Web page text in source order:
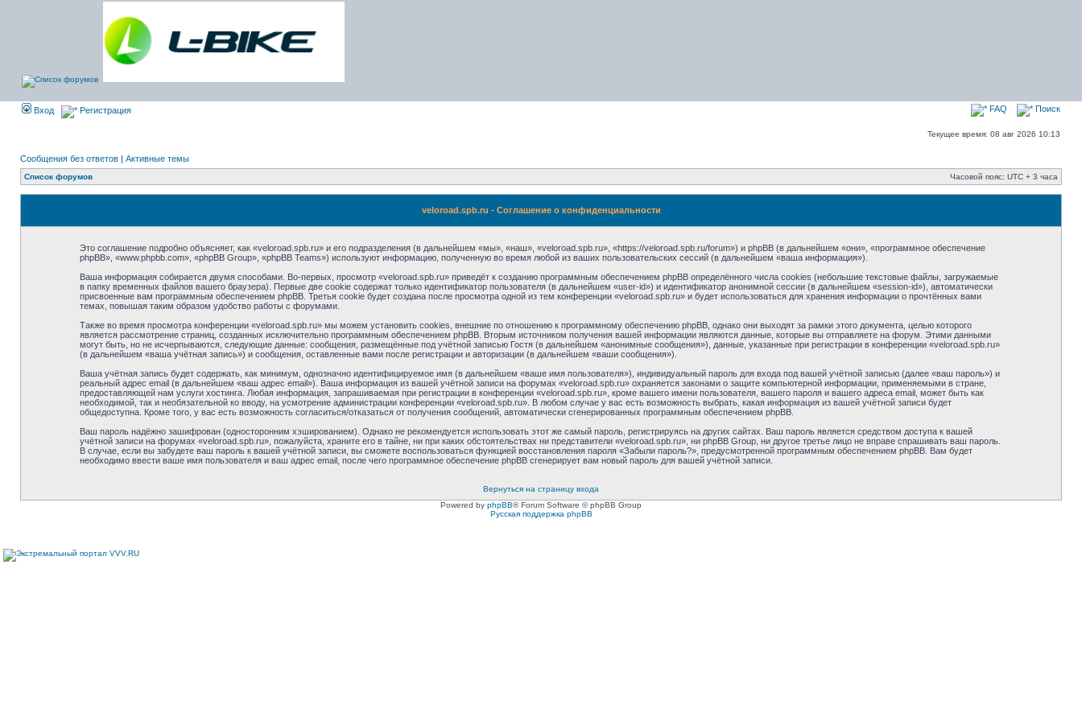
Вход Регистрация FAQ Поиск
Текущее время: 08 авг 2026 10:13
Сообщения без ответов | Активные темы
Список форумов Часовой пояс: UTC + 3 часа
veloroad.spb.ru - Соглашение о конфиденциальности
Это соглашение подробно объясняет, как «veloroad.spb.ru» и его подразделения (в дальнейшем «мы», «наш», «veloroad.spb.ru», «https://veloroad.spb.ru/forum») и phpBB (в дальнейшем «они», «программное обеспечение
phpBB», «www.phpbb.com», «phpBB Group», «phpBB Teams») используют информацию, полученную во время любой из ваших пользовательских сессий (в дальнейшем «ваша информация»).
Ваша информация собирается двумя способами. Во-первых, просмотр «veloroad.spb.ru» приведёт к созданию программным обеспечением phpBB определённого числа cookies (небольшие текстовые файлы, загружаемые
в папку временных файлов вашего браузера). Первые две cookie содержат только идентификатор пользователя (в дальнейшем «user-id») и идентификатор анонимной сессии (в дальнейшем «session-id»), автоматически
присвоенные вам программным обеспечением phpBB. Третья cookie будет создана после просмотра одной из тем конференции «veloroad.spb.ru» и будет использоваться для хранения информации о прочтённых вами
темах, повышая таким образом удобство работы с форумами.
Также во время просмотра конференции «veloroad.spb.ru» мы можем установить cookies, внешние по отношению к программному обеспечению phpBB, однако они выходят за рамки этого документа, целью которого
является рассмотрение страниц, созданных исключительно программным обеспечением phpBB. Вторым источником получения вашей информации являются данные, которые вы отправляете на форум. Этими данными
могут быть, но не исчерпываются, следующие данные: сообщения, размещённые под учётной записью Гостя (в дальнейшем «анонимные сообщения»), данные, указанные при регистрации в конференции «veloroad.spb.ru»
(в дальнейшем «ваша учётная запись») и сообщения, оставленные вами после регистрации и авторизации (в дальнейшем «ваши сообщения»).
Ваша учётная запись будет содержать, как минимум, однозначно идентифицируемое имя (в дальнейшем «ваше имя пользователя»), индивидуальный пароль для входа под вашей учётной записью (далее «ваш пароль») и
реальный адрес email (в дальнейшем «ваш адрес email»). Ваша информация из вашей учётной записи на форумах «veloroad.spb.ru» охраняется законами о защите компьютерной информации, применяемыми в стране,
предоставляющей нам услуги хостинга. Любая информация, запрашиваемая при регистрации в конференции «veloroad.spb.ru», кроме вашего имени пользователя, вашего пароля и вашего адреса email, может быть как
необходимой, так и необязательной ко вводу, на усмотрение администрации конференции «veloroad.spb.ru». В любом случае у вас есть возможность выбрать, какая информация из вашей учётной записи будет
общедоступна. Кроме того, у вас есть возможность согласиться/отказаться от получения сообщений, автоматически сгенерированных программным обеспечением phpBB.
Ваш пароль надёжно зашифрован (односторонним хэшированием). Однако не рекомендуется использовать этот же самый пароль, регистрируясь на других сайтах. Ваш пароль является средством доступа к вашей
учётной записи на форумах «veloroad.spb.ru», пожалуйста, храните его в тайне, ни при каких обстоятельствах ни представители «veloroad.spb.ru», ни phpBB Group, ни другое третье лицо не вправе спрашивать ваш пароль.
В случае, если вы забудете ваш пароль к вашей учётной записи, вы сможете воспользоваться функцией восстановления пароля «Забыли пароль?», предусмотренной программным обеспечением phpBB. Вам будет
необходимо ввести ваше имя пользователя и ваш адрес email, после чего программное обеспечение phpBB сгенерирует вам новый пароль для вашей учётной записи.
Вернуться на страницу входа
Powered by phpBB® Forum Software © phpBB Group
Русская поддержка phpBB